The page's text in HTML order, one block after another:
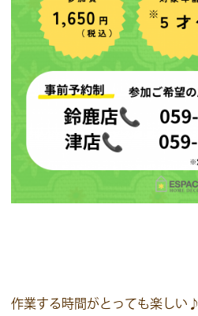
作業する時間がとっても楽しい♪